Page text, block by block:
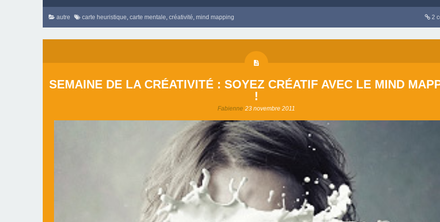
autre carte heuristique, carte mentale, créativité, mind mapping 2
SEMAINE DE LA CRÉATIVITÉ : SOYEZ CRÉATIF AVEC LE MIND
!
Fabienne 23 novembre 2011